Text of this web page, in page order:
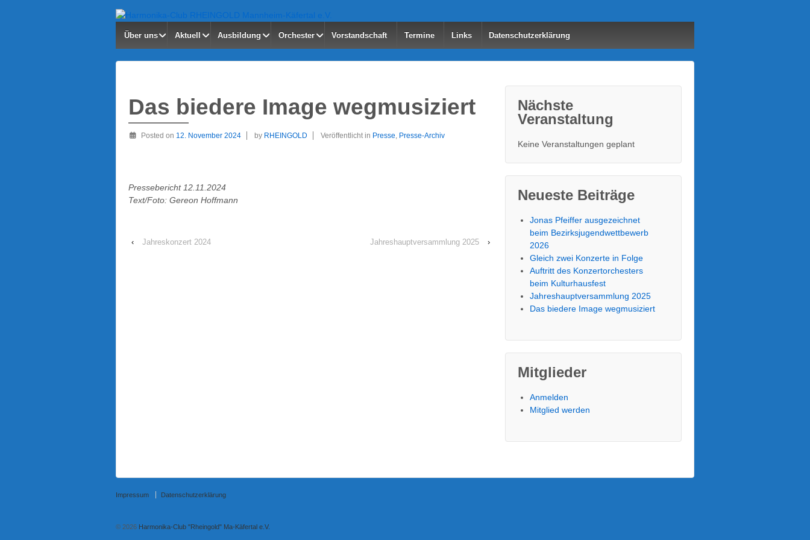
Über uns Aktuell Ausbildung Orchester Vorstandschaft Termine Links Datenschutzerklärung
Das biedere Image wegmusiziert
Posted on 12. November 2024 by RHEINGOLD Veröffentlicht in Presse Presse-Archiv
Pressebericht 12.11.2024
Text/Foto: Gereon Hoffmann
‹ Jahreskonzert 2024 Jahreshauptversammlung 2025 ›
Nächste
Veranstaltung
Keine Veranstaltungen geplant
Neueste Beiträge
Jonas Pfeiffer ausgezeichnet
beim Bezirksjugendwettbewerb
2026
Gleich zwei Konzerte in Folge
Auftritt des Konzertorchesters
beim Kulturhausfest
Jahreshauptversammlung 2025
Das biedere Image wegmusiziert
Mitglieder
Anmelden
Mitglied werden
Impressum Datenschutzerklärung
© 2026 Harmonika-Club "Rheingold" Ma-Käfertal e.V.